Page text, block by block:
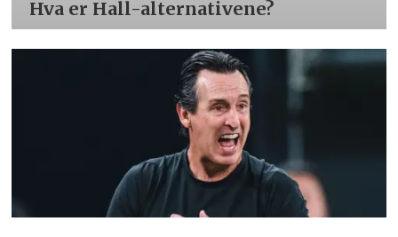
Hva er Hall-alternativene?